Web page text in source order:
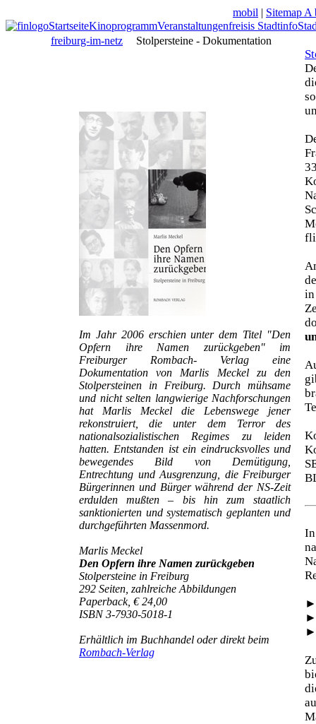
mobil | Sitemap A
StartseiteKinoprogrammVeranstaltungenfreisis Stadtinfo
freiburg-im-netz
Stolpersteine - Dokumentation
Im Jahr 2006 erschien unter dem Titel "Den
Opfern ihre Namen zurückgeben" im
Freiburger Rombach- Verlag eine
Dokumentation von Marlis Meckel zu den
Stolpersteinen in Freiburg. Durch mühsame
und nicht selten langwierige Nachforschungen
hat Marlis Meckel die Lebenswege jener
rekonstruiert, die unter dem Terror des
nationalsozialistischen Regimes zu leiden
hatten. Entstanden ist ein eindrucksvolles und
bewegendes Bild von Demütigung,
Entrechtung und Ausgrenzung, die Freiburger
Bürgerinnen und Bürger während der NS-Zeit
erdulden mußten – bis hin zum staatlich
sanktionierten und systematisch geplanten und
durchgeführten Massenmord.
Marlis Meckel
Den Opfern ihre Namen zurückgeben
Stolpersteine in Freiburg
292 Seiten, zahlreiche Abbildungen
Paperback, € 24,00
ISBN 3-7930-5018-1
Erhältlich im Buchhandel oder direkt beim
Rombach-Verlag